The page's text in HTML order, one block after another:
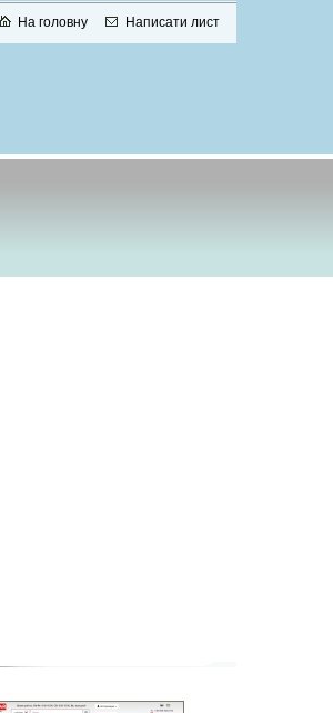
На головну Написати лист